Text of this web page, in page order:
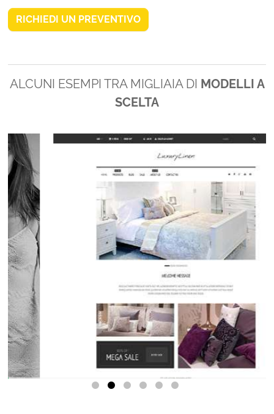
RICHIEDI UN PREVENTIVO
ALCUNI ESEMPI TRA MIGLIAIA DI MODELLI A
SCELTA